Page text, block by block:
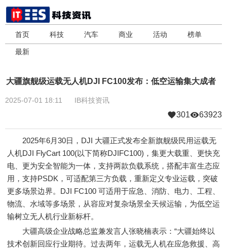
首页 科技 汽车 商业 活动 榜单
最新
大疆旗舰级运载无人机DJI FC100发布：低空运输集大成者
2025-07-01 18:11 IB科技资讯
301 63923
2025年6月30日，DJI 大疆正式发布全新旗舰级民用运载无
人机DJI FlyCart 100(以下简称DJIFC100)，集更大载重、更快充
电、更为安全智能为一体，支持两款负载系统，搭配丰富生态应
用，支持PSDK，可适配第三方负载，重新定义专业运载，突破
更多场景边界。DJI FC100 可适用于应急、消防、电力、工程、
物流、水域等多场景，从容应对复杂场景全天候运输，为低空运
输树立无人机行业新标杆。
大疆高级企业战略总监兼发言人张晓楠表示：“大疆始终以
技术创新回应行业期待。过去两年，运载无人机在应急救援、高